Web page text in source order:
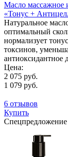
Масло массажное
«Тонус +
Натуральное
оптимальный
нормализует
токсинов,
антиоксидантное
Цена:
2 075 руб.
1 079 руб.
6 отзывов
Купить
Спецпредложение